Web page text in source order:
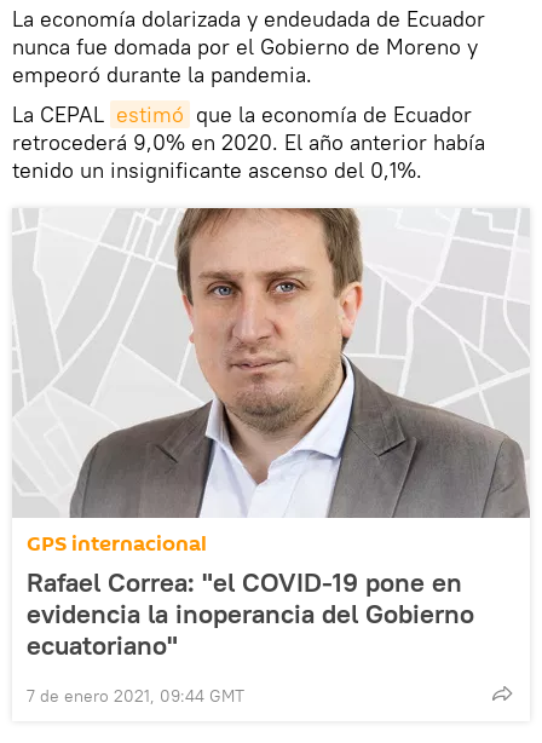
La economía dolarizada y endeudada de Ecuador
nunca fue domada por el Gobierno de Moreno y
empeoró durante la pandemia.
La CEPAL estimó que la economía de Ecuador
retrocederá 9,0% en 2020. El año anterior había
tenido un insignificante ascenso del 0,1%.
GPS internacional
Rafael Correa: "el COVID-19 pone en
evidencia la inoperancia del Gobierno
ecuatoriano"
7 de enero 2021, 09:44 GMT